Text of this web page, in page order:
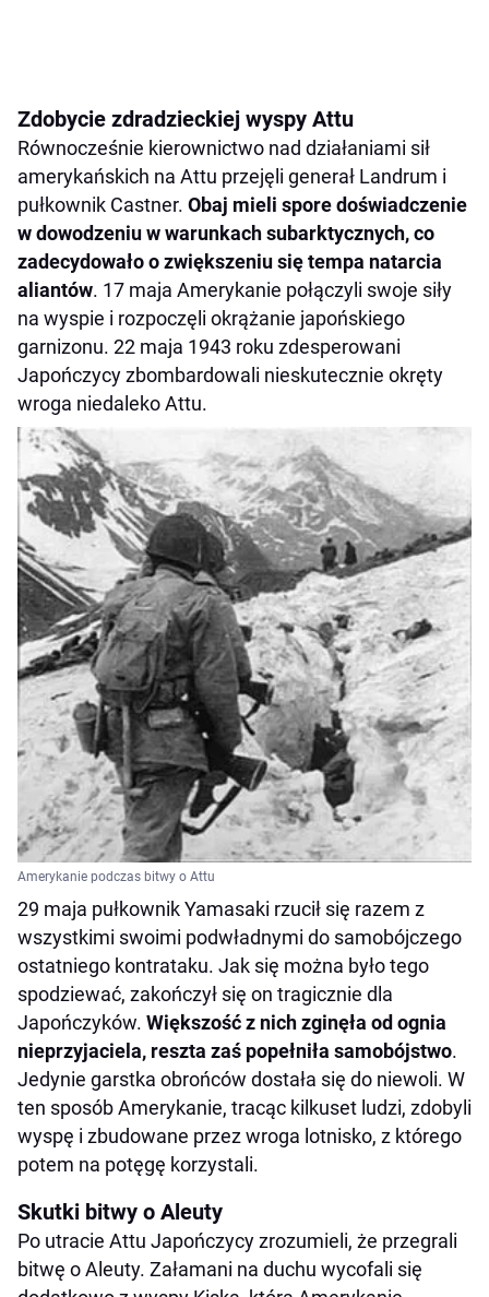
Zdobycie zdradzieckiej wyspy Attu
Równocześnie kierownictwo nad działaniami sił
amerykańskich na Attu przejęli generał Landrum i
pułkownik Castner. Obaj mieli spore doświadczenie
w dowodzeniu w warunkach subarktycznych, co
zadecydowało o zwiększeniu się tempa natarcia
aliantów. 17 maja Amerykanie połączyli swoje siły
na wyspie i rozpoczęli okrążanie japońskiego
garnizonu. 22 maja 1943 roku zdesperowani
Japończycy zbombardowali nieskutecznie okręty
wroga niedaleko Attu.
Amerykanie podczas bitwy o Attu
29 maja pułkownik Yamasaki rzucił się razem z
wszystkimi swoimi podwładnymi do samobójczego
ostatniego kontrataku. Jak się można było tego
spodziewać, zakończył się on tragicznie dla
Japończyków. Większość z nich zginęła od ognia
nieprzyjaciela, reszta zaś popełniła samobójstwo.
Jedynie garstka obrońców dostała się do niewoli. W
ten sposób Amerykanie, tracąc kilkuset ludzi, zdobyli
wyspę i zbudowane przez wroga lotnisko, z którego
potem na potęgę korzystali.
Skutki bitwy o Aleuty
Po utracie Attu Japończycy zrozumieli, że przegrali
bitwę o Aleuty. Załamani na duchu wycofali się